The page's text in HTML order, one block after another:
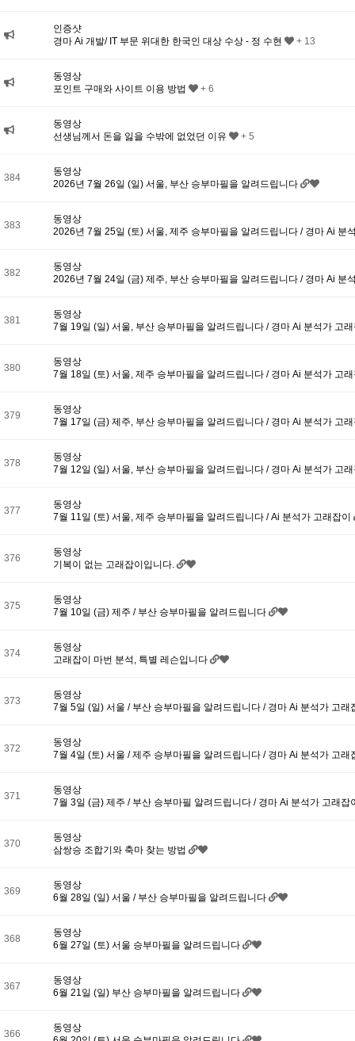
인증샷
경마 Ai 개발/ IT 부문 위대한 한국인 대상 수상 - 정 수현
+ 13
동영상
포인트 구매와 사이트 이용 방법
+ 6
동영상
선생님께서 돈을 잃을 수밖에 없었던 이유
+ 5
384
동영상
2026년 7월 26일 (일) 서울, 부산 승부마필을 알려드립니다
383
동영상
2026년 7월 25일 (토) 서울, 제주 승부마필을 알려드립니다 / 경마 Ai 분
382
동영상
2026년 7월 24일 (금) 제주, 부산 승부마필을 알려드립니다 / 경마 Ai 분
381
동영상
7월 19일 (일) 서울, 부산 승부마필을 알려드립니다 / 경마 Ai 분석가 고
380
동영상
7월 18일 (토) 서울, 제주 승부마필을 알려드립니다 / 경마 Ai 분석가 고
379
동영상
7월 17일 (금) 제주, 부산 승부마필을 알려드립니다 / 경마 Ai 분석가 고
378
동영상
7월 12일 (일) 서울, 부산 승부마필을 알려드립니다 / 경마 Ai 분석가 고
377
동영상
7월 11일 (토) 서울, 제주 승부마필을 알려드립니다 / Ai 분석가 고래잡이
376
동영상
기복이 없는 고래잡이입니다.
375
동영상
7월 10일 (금) 제주 / 부산 승부마필을 알려드립니다
374
동영상
고래잡이 마번 분석, 특별 레슨입니다
373
동영상
7월 5일 (일) 서울 / 부산 승부마필을 알려드립니다 / 경마 Ai 분석가 고래
372
동영상
7월 4일 (토) 서울 / 제주 승부마필을 알려드립니다 / 경마 Ai 분석가 고래
371
동영상
7월 3일 (금) 제주 / 부산 승부마필 알려드립니다 / 경마 Ai 분석가 고래잡
370
동영상
삼쌍승 조합기와 축마 찾는 방법
369
동영상
6월 28일 (일) 서울 / 부산 승부마필을 알려드립니다
368
동영상
6월 27일 (토) 서울 승부마필을 알려드립니다
367
동영상
6월 21일 (일) 부산 승부마필을 알려드립니다
366
동영상